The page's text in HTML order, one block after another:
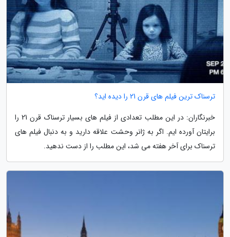
ترسناک ترین فیلم های قرن 21 را دیده اید؟
خبرنگاران: در این مطلب تعدادی از فیلم های بسیار ترسناک قرن 21 را
برایتان آورده ایم. اگر به ژانر وحشت علاقه دارید و به دنبال فیلم های
ترسناک برای آخر هفته می شد، این مطلب را از دست ندهید.